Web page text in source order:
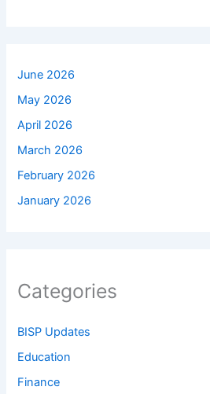
June 2026
May 2026
April 2026
March 2026
February 2026
January 2026
Categories
BISP Updates
Education
Finance